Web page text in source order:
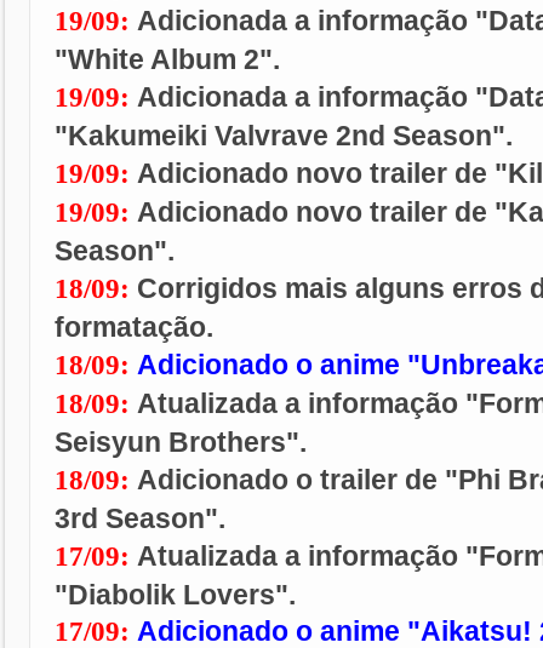
19/09: Adicionada a informação
"White Album 2".
19/09: Adicionada a informação
"Kakumeiki Valvrave 2nd Season".
19/09: Adicionado novo trailer de
19/09: Adicionado novo trailer de
Season".
18/09: Corrigidos mais alguns erros
formatação.
18/09: Adicionado o anime
18/09: Atualizada a informação
Seisyun Brothers".
18/09: Adicionado o trailer de "Phi
3rd Season".
17/09: Atualizada a informação
"Diabolik Lovers".
17/09: Adicionado o anime "Aikatsu!